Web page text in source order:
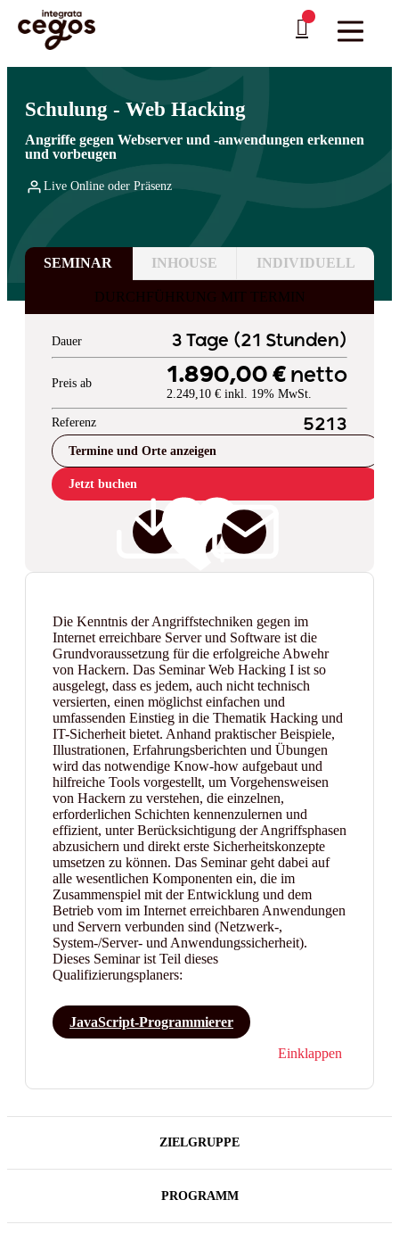
Skip to main content
Sie sind hier:Startseite
Professionelle Weiterbildung & Schulungen in Deutschland
>Cyber Security
Schulung - Web Hacking
Angriffe gegen Webserver und -anwendungen erkennen
und vorbeugen
Live Online oder Präsenz
SEMINAR INHOUSE INDIVIDUELL
DURCHFÜHRUNG MIT TERMIN
Dauer 3 Tage (21 Stunden)
Preis ab 1.890,00 € netto
2.249,10 € inkl. 19% MwSt.
Referenz 5213
Termine und Orte anzeigen
Jetzt buchen
Die Kenntnis der Angriffstechniken gegen im
Internet erreichbare Server und Software ist die
Grundvoraussetzung für die erfolgreiche Abwehr
von Hackern. Das Seminar Web Hacking I ist so
ausgelegt, dass es jedem, auch nicht technisch
versierten, einen möglichst einfachen und
umfassenden Einstieg in die Thematik Hacking und
IT-Sicherheit bietet. Anhand praktischer Beispiele,
Illustrationen, Erfahrungsberichten und Übungen
wird das notwendige Know-how aufgebaut und
hilfreiche Tools vorgestellt, um Vorgehensweisen
von Hackern zu verstehen, die einzelnen,
erforderlichen Schichten kennenzulernen und
effizient, unter Berücksichtigung der Angriffsphasen
abzusichern und direkt erste Sicherheitskonzepte
umsetzen zu können. Das Seminar geht dabei auf
alle wesentlichen Komponenten ein, die im
Zusammenspiel mit der Entwicklung und dem
Betrieb vom im Internet erreichbaren Anwendungen
und Servern verbunden sind (Netzwerk-,
System-/Server- und Anwendungssicherheit).
Dieses Seminar ist Teil dieses
Qualifizierungsplaners:
JavaScript-Programmierer
Einklappen
ZIELGRUPPE
PROGRAMM